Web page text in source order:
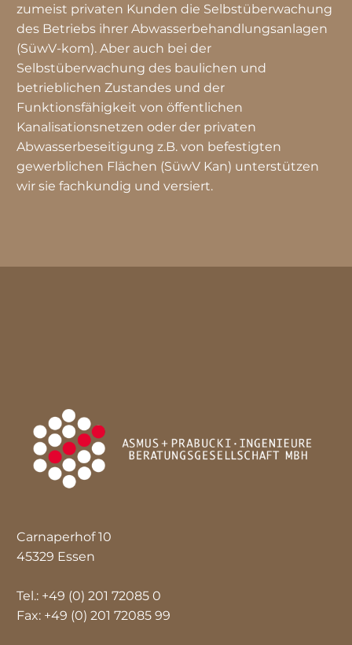
zumeist privaten Kunden die Selbstüberwachung
des Betriebs ihrer Abwasserbehandlungsanlagen
(SüwV-kom). Aber auch bei der
Selbstüberwachung des baulichen und
betrieblichen Zustandes und der
Funktionsfähigkeit von öffentlichen
Kanalisationsnetzen oder der privaten
Abwasserbeseitigung z.B. von befestigten
gewerblichen Flächen (SüwV Kan) unterstützen
wir sie fachkundig und versiert.
Carnaperhof 10
45329 Essen
Tel.: +49 (0) 201 72085 0
Fax: +49 (0) 201 72085 99